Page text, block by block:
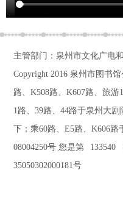
主管部门：泉州市文化广电
Copyright 2016 泉州市图书
路、K508路、K607路、旅
1路、39路、44路于泉州大
下；乘60路、E5路、K606
08004250号 您是第 133540
35050302000181号